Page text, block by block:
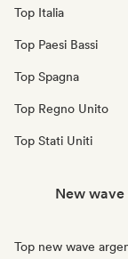
Top Italia
Top Paesi Bassi
Top Spagna
Top Regno Unito
Top Stati Uniti
New
Top new wave